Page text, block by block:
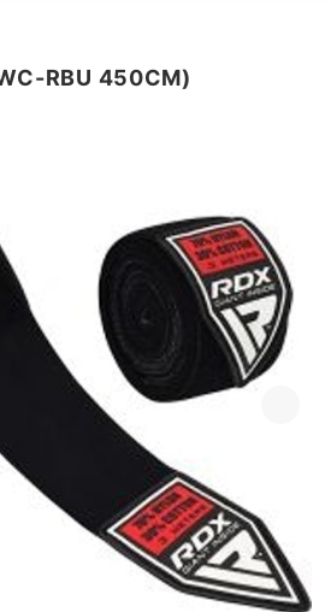
RBU 450CM)